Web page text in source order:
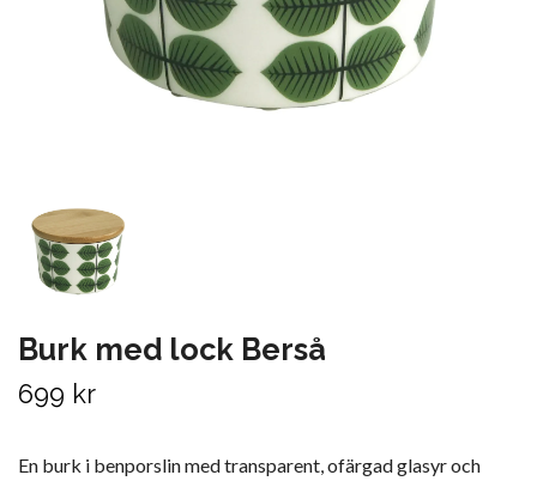
Burk med lock Berså
699 kr
En burk i benporslin med transparent, ofärgad glasyr och